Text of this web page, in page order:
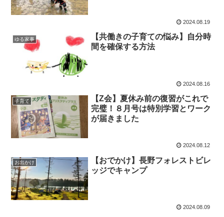
2024.08.19
ゆる家事
【共働きの子育ての悩み】自分時
間を確保する方法
2024.08.16
子育て
【Z会】夏休み前の復習がこれで
完璧！８月号は特別学習とワーク
が届きました
2024.08.12
お出かけ
【おでかけ】長野フォレストビレ
ッジでキャンプ
2024.08.09